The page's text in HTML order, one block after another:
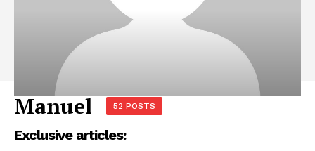
Manuel 52 POSTS
Exclusive articles: